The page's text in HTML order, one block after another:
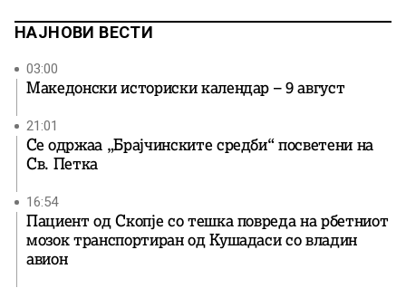
НАЈНОВИ ВЕСТИ
03:00
Македонски историски календар – 9 август
21:01
Се одржаа „Брајчинските средби“ посветени на
Св. Петка
16:54
Пациент од Скопје со тешка повреда на рбетниот
мозок транспортиран од Кушадаси со владин
авион